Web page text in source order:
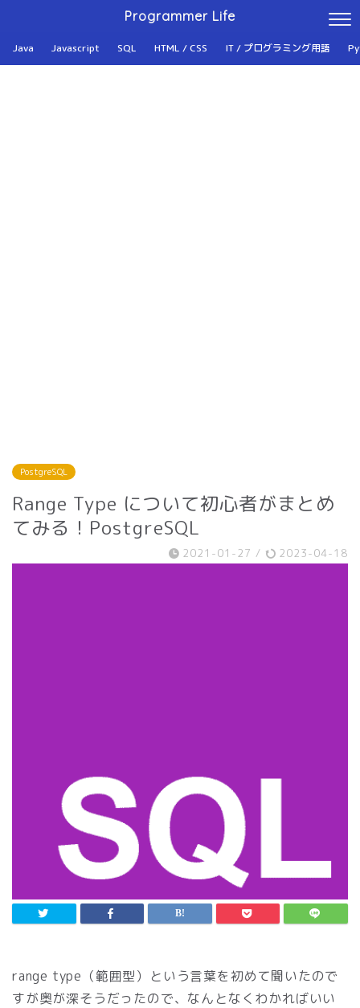
Programmer Life
Java Javascript SQL HTML / CSS IT / プログラミング用語
PostgreSQL
Range Type について初心者がまとめ
てみる！PostgreSQL
2021-01-27 / 2023-04-18
range type（範囲型）という言葉を初めて聞いたので
すが奥が深そうだったので、なんとなくわかればいい